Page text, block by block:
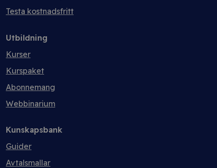
Testa kostnadsfritt
Utbildning
Kurser
Kurspaket
Abonnemang
Webbinarium
Kunskapsbank
Guider
Avtalsmallar